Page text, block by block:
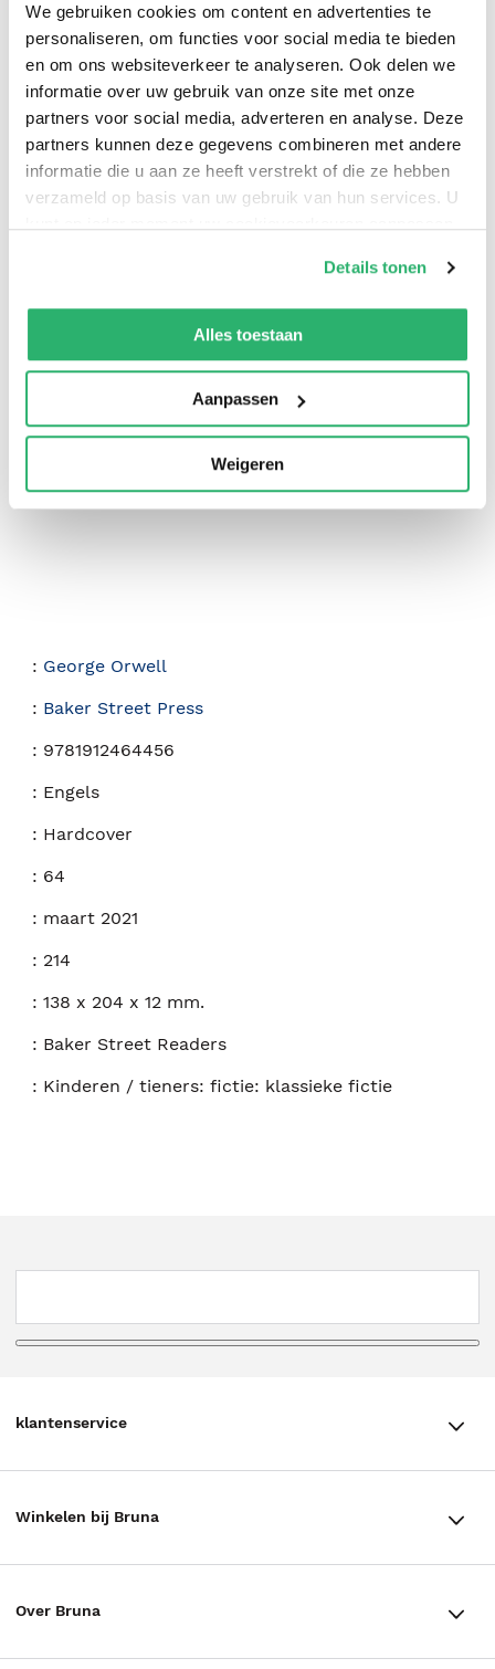
We gebruiken cookies om content en advertenties te
personaliseren, om functies voor social media te bieden
en om ons websiteverkeer te analyseren. Ook delen we
informatie over uw gebruik van onze site met onze
partners voor social media, adverteren en analyse. Deze
partners kunnen deze gegevens combineren met andere
informatie die u aan ze heeft verstrekt of die ze hebben
verzameld op basis van uw gebruik van hun services. U
kunnen ontvangen en verwerken.
Details tonen
Alles toestaan
Aanpassen
Weigeren
George Orwell .
0 |0
: George Orwell
: Baker Street Press
: 9781912464456
: Engels
: Hardcover
: 64
: maart 2021
: 214
: 138 x 204 x 12 mm.
: Baker Street Readers
: Kinderen / tieners: fictie: klassieke fictie
klantenservice
Winkelen bij Bruna
Over Bruna